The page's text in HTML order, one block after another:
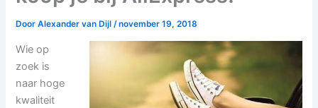
DoorAlexander van Dijl/november 19, 2018
Wie op
zoek is
naar hoge
kwaliteit